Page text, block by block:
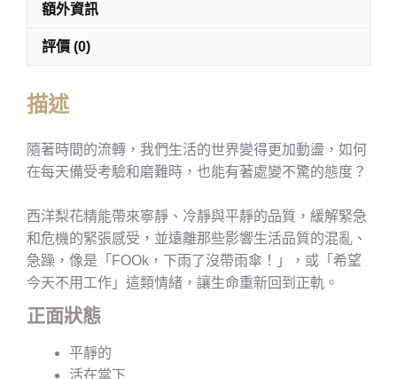
額外資訊
評價 (0)
描述
隨著時間的流轉，我們生活的世界變得更加動盪，如何
在每天備受考驗和磨難時，也能有著處變不驚的態度？
西洋梨花精能帶來寧靜、冷靜與平靜的品質，緩解緊急
和危機的緊張感受，並遠離那些影響生活品質的混亂、
急躁，像是「FOOk，下雨了沒帶雨傘！」，或「希望
今天不用工作」這類情緒，讓生命重新回到正軌。
正面狀態
平靜的
活在當下